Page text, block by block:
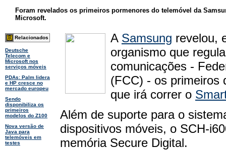
Foram revelados os primeiros pormenores do telemóvel da
Microsoft.
Relacionados
Deutsche
Telecom e
Microsoft nos
serviços móveis
PDAs: Palm lidera
e HP cresce no
mercado europeu
Sendo
disponibiliza os
primeiros
modelos do Z100
Nova versão de
Java para
telemóveis em
testes
A Samsung revelou,
organismo que
comunicações -
(FCC) - os primeiros
que irá correr o
Além de suporte para o
dispositivos móveis, o SCH-
memória Secure Digital.